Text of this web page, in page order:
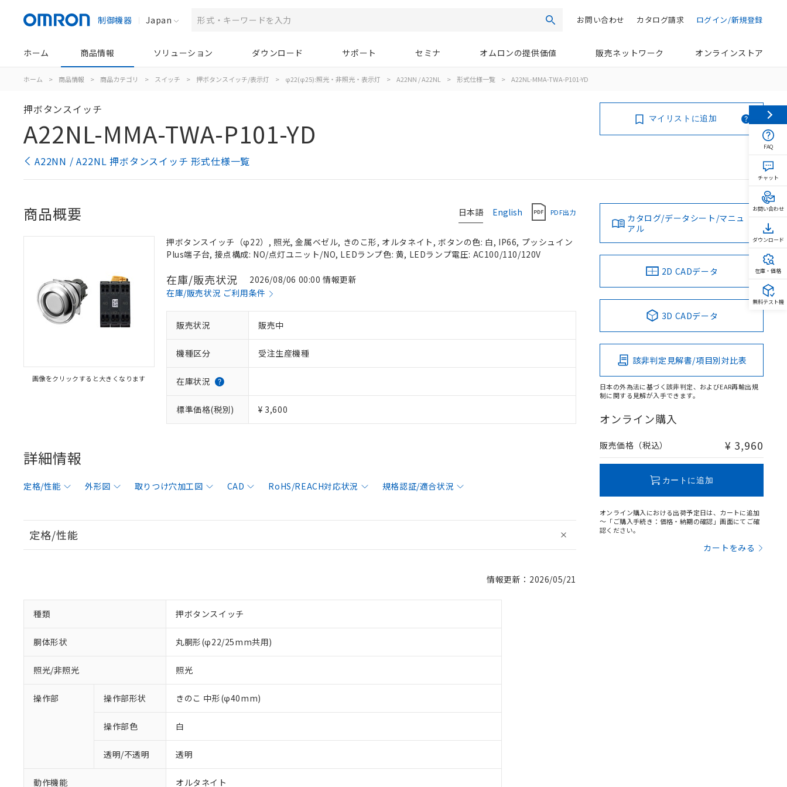
制御機器 Japan 検索 ログイン/新規登録
カタログ請求
お問い合わせ
ホーム 商品情報 ソリューション ダウンロード サポート セミナ オムロンの提供価値 販売ネットワーク オンラインストア
ホーム > 商品情報 > 商品カテゴリ > スイッチ > 押ボタンスイッチ/表示灯 > φ22(φ25):照光・非照光・表示灯 > A22NN / A22NL > 形式仕様一覧 > A22NL-MMA-TWA-P101-YD
押ボタンスイッチ
A22NL-MMA-TWA-P101-YD
A22NN / A22NL 押ボタンスイッチ 形式仕様一覧
マイリストに追加
日本語 English PDF出力
商品概要
画像をクリックすると大きくなります
押ボタンスイッチ（φ22）, 照光, 金属ベゼル, きのこ形, オルタネイト, ボタンの色: 白, IP66, プッシュイン
Plus端子台, 接点構成: NO/点灯ユニット/NO, LEDランプ色: 黄, LEDランプ電圧: AC100/110/120V
在庫/販売状況
2026/08/06 00:00 情報更新
在庫/販売状況 ご利用条件
販売状況 販売中
機種区分 受注生産機種
在庫状況
標準価格(税別) ¥ 3,600
詳細情報
定格/性能 外形図 取りつけ穴加工図 CAD RoHS/REACH対応状況 規格認証/適合状況
定格/性能
情報更新：2026/05/21
種類 押ボタンスイッチ
胴体形状 丸胴形(φ22/25mm共用)
照光/非照光 照光
操作部 操作部形状 きのこ 中形(φ40mm)
操作部色 白
透明/不透明 透明
動作機能 オルタネイト
カタログ/データシート/マニュ
アル
2D CADデータ
3D CADデータ
該非判定見解書/項目別対比表
日本の外為法に基づく該非判定、およびEAR再輸出規
制に関する見解が入手できます。
オンライン購入
販売価格（税込） ¥ 3,960
カートに追加
オンライン購入における出荷予定日は、カートに追加
～「ご購入手続き：価格・納期の確認」画面にてご確
認ください。
カートをみる
FAQ
チャット
お問い合わせ
ダウンロード
在庫・価格
無料テスト機